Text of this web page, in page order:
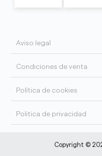
Aviso legal
Condiciones de venta
Política de cookies
Politica de privacidad
Copyright ©